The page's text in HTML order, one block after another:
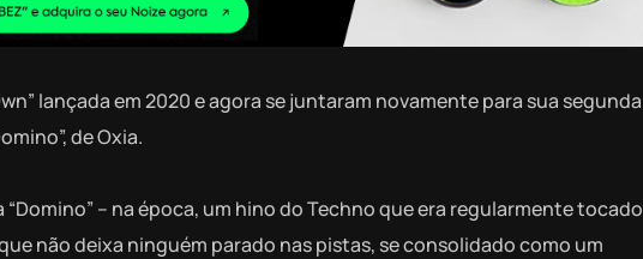
lançada em 2020 e agora se juntaram novamente para sua segunda
de Oxia.
– na época, um hino do Techno que era regularmente tocado
não deixa ninguém parado nas pistas, se consolidado como um